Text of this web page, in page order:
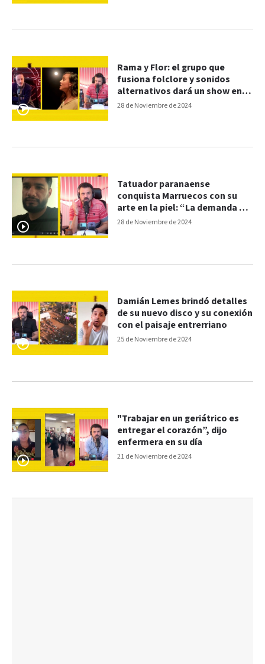
28 de Noviembre de 2024
Rama y Flor: el grupo que
fusiona folclore y sonidos
alternativos dará un show en la
Casa de la Cultura
28 de Noviembre de 2024
Tatuador paranaense
conquista Marruecos con su
arte en la piel: “La demanda es
alta"
25 de Noviembre de 2024
Damián Lemes brindó detalles
de su nuevo disco y su conexión
con el paisaje entrerriano
21 de Noviembre de 2024
"Trabajar en un geriátrico es
entregar el corazón”, dijo
enfermera en su día